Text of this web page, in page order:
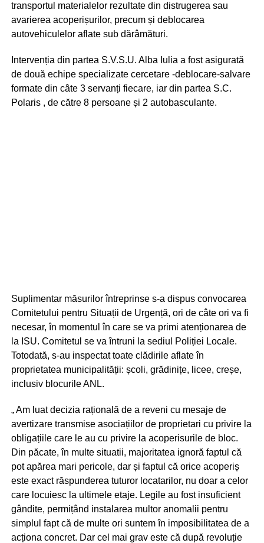
transportul materialelor rezultate din distrugerea sau
avarierea acoperișurilor, precum și deblocarea
autovehiculelor aflate sub dărâmături.
Intervenția din partea S.V.S.U. Alba Iulia a fost asigurată
de două echipe specializate cercetare -deblocare-salvare
formate din câte 3 servanți fiecare, iar din partea S.C.
Polaris , de către 8 persoane și 2 autobasculante.
Suplimentar măsurilor întreprinse s-a dispus convocarea
Comitetului pentru Situații de Urgență, ori de câte ori va fi
necesar, în momentul în care se va primi atenționarea de
la ISU. Comitetul se va întruni la sediul Poliției Locale.
Totodată, s-au inspectat toate clădirile aflate în
proprietatea municipalității: școli, grădinițe, licee, creșe,
inclusiv blocurile ANL.
„ Am luat decizia rațională de a reveni cu mesaje de
avertizare transmise asociațiilor de proprietari cu privire la
obligațiile care le au cu privire la acoperisurile de bloc.
Din păcate, în multe situatii, majoritatea ignoră faptul că
pot apărea mari pericole, dar și faptul că orice acoperiș
este exact răspunderea tuturor locatarilor, nu doar a celor
care locuiesc la ultimele etaje. Legile au fost insuficient
gândite, permițând instalarea multor anomalii pentru
simplul fapt că de multe ori suntem în imposibilitatea de a
acționa concret. Dar cel mai grav este că după revoluție